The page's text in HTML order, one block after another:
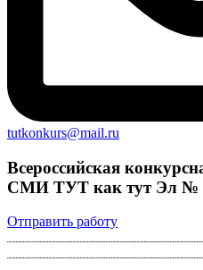
tutkonkurs@mail.ru
Всероссийская
СМИ ТУТ как тут Эл №
Отправить работу